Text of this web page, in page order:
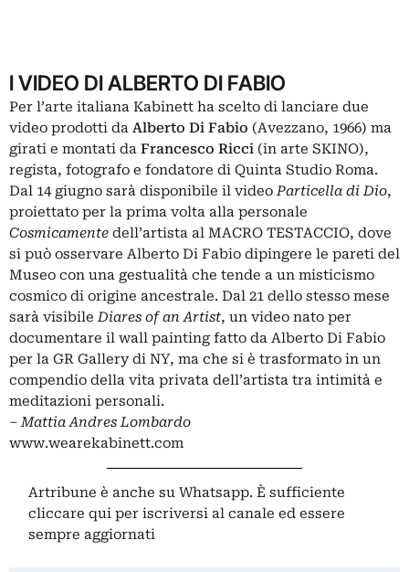
I VIDEO DI ALBERTO DI FABIO
Per l’arte italiana Kabinett ha scelto di lanciare due
video prodotti da Alberto Di Fabio (Avezzano, 1966) ma
girati e montati da Francesco Ricci (in arte SKINO),
regista, fotografo e fondatore di Quinta Studio Roma.
Dal 14 giugno sarà disponibile il videoParticella di Dio,
proiettato per la prima volta alla personale
Cosmicamente dell’artista al MACRO TESTACCIO, dove
si può osservare Alberto Di Fabio dipingere le pareti del
Museo con una gestualità che tende a un misticismo
cosmico di origine ancestrale. Dal 21 dello stesso mese
sarà visibileDiares of an Artist, un video nato per
documentare il wall painting fatto da Alberto Di Fabio
per la GR Gallery di NY, ma che si è trasformato in un
compendio della vita privata dell’artista tra intimità e
meditazioni personali.
– Mattia Andres Lombardo
www.wearekabinett.com
Artribune è anche su Whatsapp. È sufficiente
cliccare qui per iscriversi al canale ed essere
sempre aggiornati